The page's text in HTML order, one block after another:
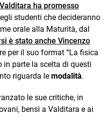
Valditara ha promesso
studenti che decideranno
orale alla Maturità, dal
è stato anche Vincenzo
per il suo format “La fisica
in parte la scelta di questi
riguarda le modalità.
le sue critiche, in
bensì a Valditara e ai